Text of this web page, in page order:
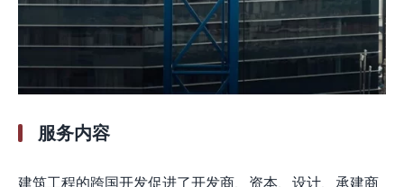
服务内容
建筑工程的跨国开发促进了开发商、资本、设计、承建商